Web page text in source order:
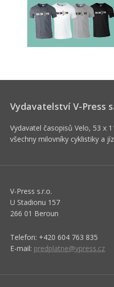
Vydavatelství V-Press
Vydavatel časopisů Velo, 53 x
všechny milovníky cyklistiky a
V-Press s.r.o.
U Stadionu 157
266 01 Beroun
Telefon: +420 604 763 835
E-mail: predplatne@vpress.cz